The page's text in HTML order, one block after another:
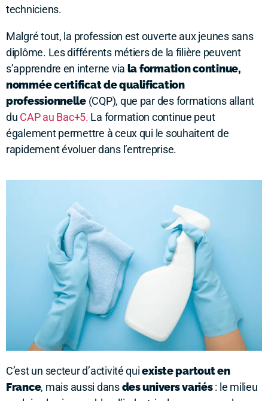
techniciens.
Malgré tout, la profession est ouverte aux jeunes sans
diplôme. Les différents métiers de la filière peuvent
s’apprendre en interne via la formation continue,
nommée certificat de qualification
professionnelle(CQP), que par des formations allant
du CAP au Bac+5. La formation continue peut
également permettre à ceux qui le souhaitent de
rapidement évoluer dans l’entreprise.
C’est un secteur d’activité quiexiste partout en
France, mais aussi dansdes univers variés: le milieu